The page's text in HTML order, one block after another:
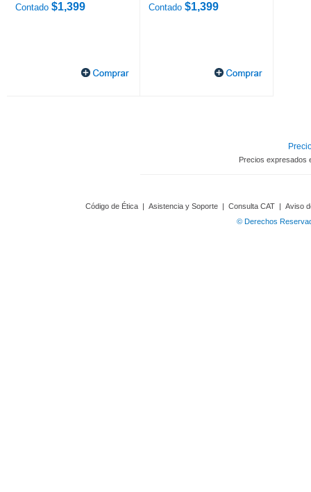
Contado $1,399 Contado $1,399
Precios expresados
Código de Ética | Asistencia y Soporte | Consulta CAT | Aviso
© Derechos